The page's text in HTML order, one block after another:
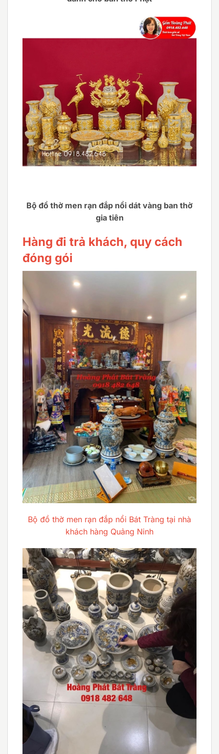
Bộ đồ thờ men rạn đắp nổi dát vàng ban thờ
gia tiên
Hàng đi trả khách, quy cách
đóng gói
Bộ đồ thờ men rạn đắp nổi Bát Tràng tại nhà
khách hàng Quảng Ninh